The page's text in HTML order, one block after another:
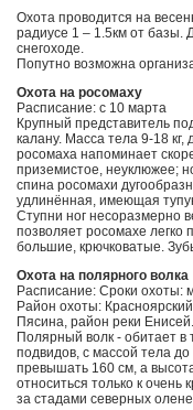
Охота проводится на
радиусе 1 – 1.5км от базы.
снегоходе.
Попутно возможна
Охота на росомаху
Расписание: с 10 марта
Крупный представитель
калану. Масса тела 9-18
росомаха напоминает
приземистое, неуклюжее;
спина росомахи
удлинённая, имеющая
Ступни ног несоразмерно
позволяет росомахе легко
большие, крючковатые.
Охота на полярного волка
Расписание: Сроки охоты:
Район охоты:
Пясина, район реки Енисей.
Полярный волк - обитает
подвидов, с массой тела
превышать 160 см, а
относиться только к
за стадами северных